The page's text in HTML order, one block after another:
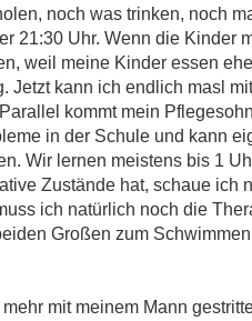
noch was trinken, noch
21:30 Uhr. Wenn die Kinder
weil meine Kinder essen
Jetzt kann ich endlich masl
kommt mein
in der Schule und kann
Wir lernen meistens bis 1
Zustände hat, schaue ich
ich natürlich noch die
Großen zum
mit meinem Mann